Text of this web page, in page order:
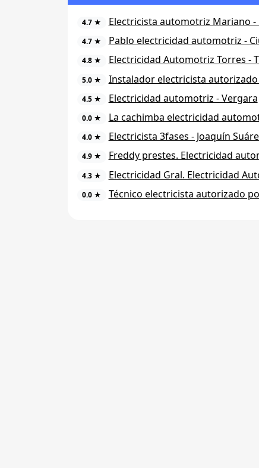
4.7 ★ Electricista automotriz Mariano -
4.7 ★ Pablo electricidad automotriz -
4.8 ★ Electricidad Automotriz Torres -
5.0 ★ Instalador electricista
4.5 ★ Electricidad automotriz - Vergara
0.0 ★ La cachimba electricidad
4.0 ★ Electricista 3fases - Joaquín
4.9 ★ Freddy prestes. Electricidad
4.3 ★ Electricidad Gral. Electricidad
0.0 ★ Técnico electricista autorizado